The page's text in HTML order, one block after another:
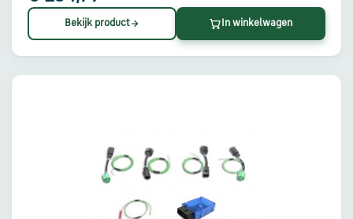
Bekijk product In winkelwagen